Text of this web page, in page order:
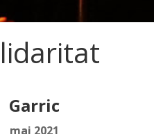
Garric
mai 2021